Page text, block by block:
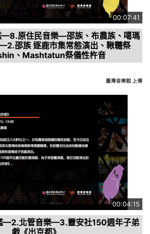
00:07:41
—8.原住民音樂—邵族、布農族、噶瑪
邵族 逐鹿市集常態演出、鞦韆祭
、Mashtatun祭儀性杵音
臺灣音樂館 上傳
00:04:15
—2.北管音樂—3.靈安社150週年子弟
戲《出京都》